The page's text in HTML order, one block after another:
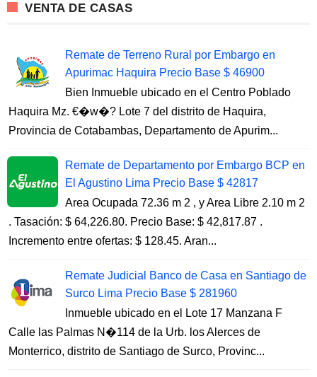
VENTA DE CASAS
Remate de Terreno Rural por Embargo en
Apurimac Haquira Precio Base $ 46900
Bien Inmueble ubicado en el Centro Poblado
Haquira Mz. €�w�? Lote 7 del distrito de Haquira,
Provincia de Cotabambas, Departamento de Apurim...
Remate de Departamento por Embargo BCP en
El Agustino Lima Precio Base $ 42817
Area Ocupada 72.36 m 2 , y Area Libre 2.10 m 2
. Tasación: $ 64,226.80. Precio Base: $ 42,817.87 .
Incremento entre ofertas: $ 128.45. Aran...
Remate Judicial Banco de Casa en Santiago de
Surco Lima Precio Base $ 281960
Inmueble ubicado en el Lote 17 Manzana F
Calle las Palmas N�114 de la Urb. los Alerces de
Monterrico, distrito de Santiago de Surco, Provinc...